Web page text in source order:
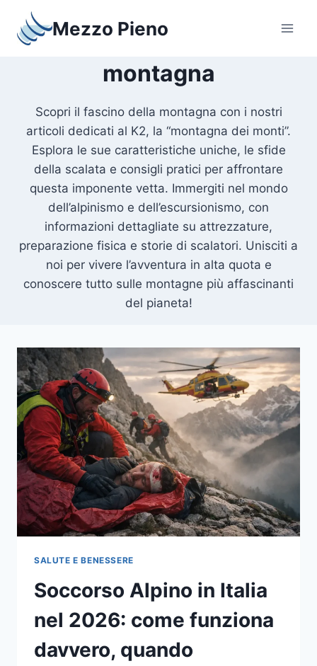
contenuto
Mezzo Pieno
montagna
Scopri il fascino della montagna con i nostri
articoli dedicati al K2, la “montagna dei monti”.
Esplora le sue caratteristiche uniche, le sfide
della scalata e consigli pratici per affrontare
questa imponente vetta. Immergiti nel mondo
dell’alpinismo e dell’escursionismo, con
informazioni dettagliate su attrezzature,
preparazione fisica e storie di scalatori. Unisciti a
noi per vivere l’avventura in alta quota e
conoscere tutto sulle montagne più affascinanti
del pianeta!
SALUTE E BENESSERE
Soccorso Alpino in Italia
nel 2026: come funziona
davvero, quando